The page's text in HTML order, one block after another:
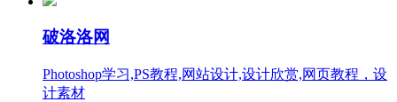
破洛洛网
Photoshop学习,PS教程,网站设计,设计欣赏,网页教程，设
计素材